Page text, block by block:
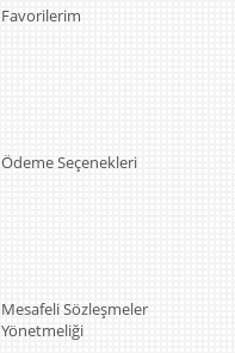
Favorilerim
Ödeme Seçenekleri
Mesafeli Sözleşmeler
Yönetmeliği